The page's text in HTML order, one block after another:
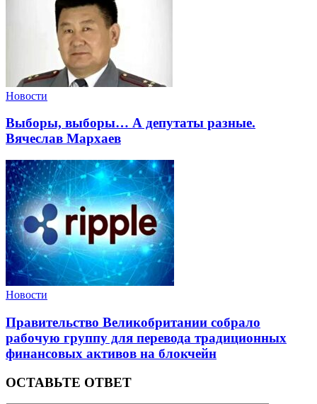
Новости
Выборы, выборы… А депутаты разные.
Вячеслав Мархаев
Новости
Правительство Великобритании собрало
рабочую группу для перевода традиционных
финансовых активов на блокчейн
ОСТАВЬТЕ ОТВЕТ